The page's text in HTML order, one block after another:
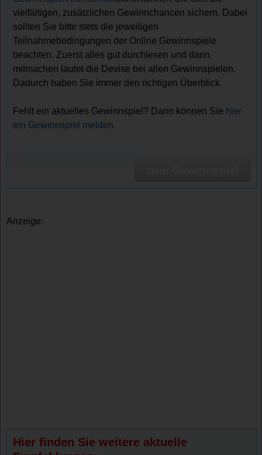
vielfältigen, zusätzlichen Gewinnchancen sichern. Dabei
sollten Sie bitte stets die jeweiligen
Teilnahmebedingungen der Online Gewinnspiele
beachten. Zuerst alles gut durchlesen und dann
mitmachen lautet die Devise bei allen Gewinnspielen.
Dadurch haben Sie immer den richtigen Überblick.
Fehlt ein aktuelles Gewinnspiel? Dann können Sie hier
ein Gewinnspiel melden.
Anzeige:
Hier finden Sie weitere aktuelle